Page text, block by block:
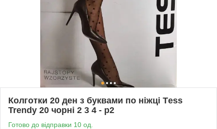
Колготки 20 ден з буквами по ніжці Тess
Trendy 20 чорні 2 3 4 - р2
Готово до відправки 10 од.